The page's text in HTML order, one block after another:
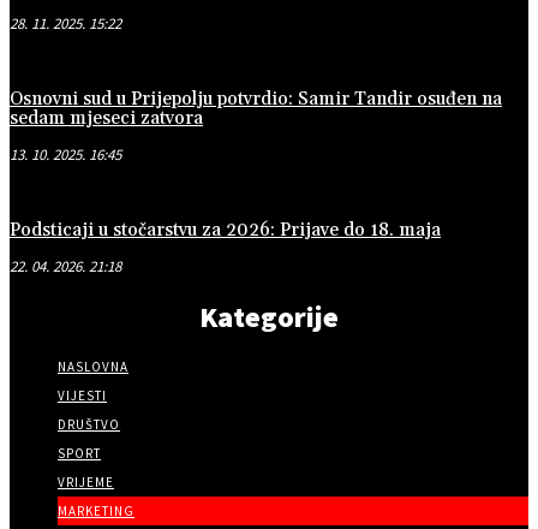
28. 11. 2025. 15:22
Osnovni sud u Prijepolju potvrdio: Samir Tandir osuđen na
sedam mjeseci zatvora
13. 10. 2025. 16:45
Podsticaji u stočarstvu za 2026: Prijave do 18. maja
22. 04. 2026. 21:18
Kategorije
NASLOVNA
VIJESTI
DRUŠTVO
SPORT
VRIJEME
MARKETING